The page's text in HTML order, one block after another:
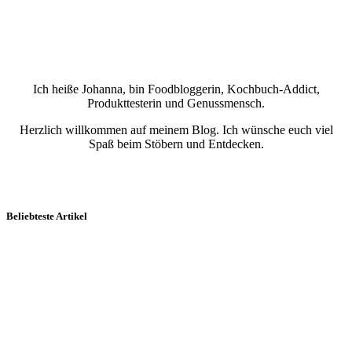
Ich heiße Johanna, bin Foodbloggerin, Kochbuch-Addict,
Produkttesterin und Genussmensch.
Herzlich willkommen auf meinem Blog. Ich wünsche euch viel
Spaß beim Stöbern und Entdecken.
Beliebteste Artikel